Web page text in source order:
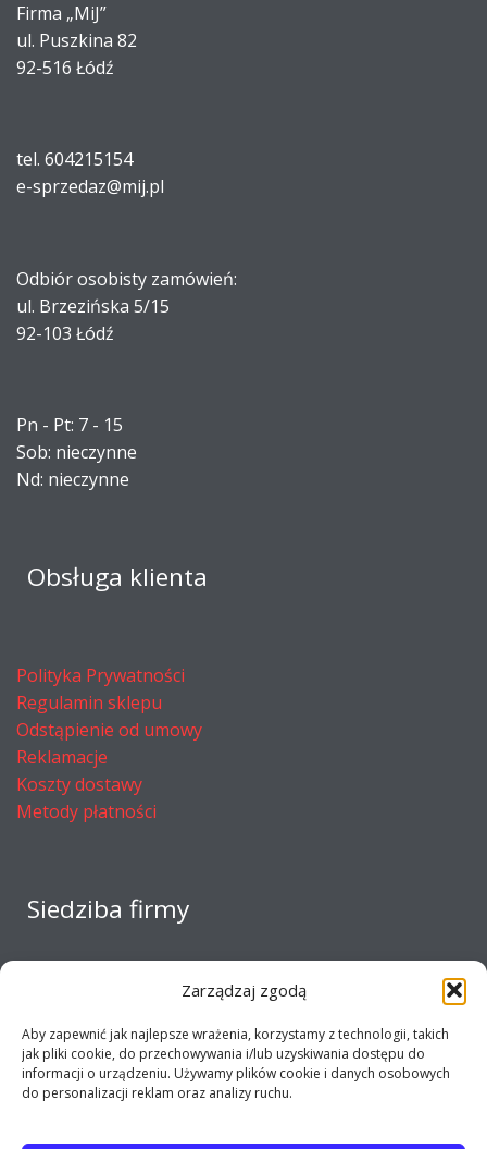
Zarządzaj zgodą
Aby zapewnić jak najlepsze wrażenia, korzystamy z technologii, takich
jak pliki cookie, do przechowywania i/lub uzyskiwania dostępu do
informacji o urządzeniu. Używamy plików cookie i danych osobowych
do personalizacji reklam oraz analizy ruchu.
Firma „MiJ”
ul. Puszkina 82
92-516 Łódź
tel. 604215154
e-sprzedaz@mij.pl
Odbiór osobisty zamówień:
ul. Brzezińska 5/15
92-103 Łódź
Pn - Pt: 7 - 15
Sob: nieczynne
Nd: nieczynne
Obsługa klienta
Polityka Prywatności
Regulamin sklepu
Odstąpienie od umowy
Reklamacje
Koszty dostawy
Metody płatności
Siedziba firmy